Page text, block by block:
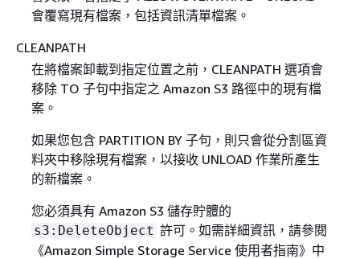
會覆寫現有檔案，包括資訊清單檔案。
CLEANPATH
在將檔案卸載到指定位置之前，CLEANPATH 選項會
移除 TO 子句中指定之 Amazon S3 路徑中的現有檔
案。
如果您包含 PARTITION BY 子句，則只會從分割區資
料夾中移除現有檔案，以接收 UNLOAD 作業所產生
的新檔案。
您必須具有 Amazon S3 儲存貯體的
s3:DeleteObject 許可。如需詳細資訊，請參閱
《Amazon Simple Storage Service 使用者指南》 中